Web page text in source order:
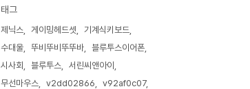
태그
제닉스 게이밍헤드셋
기계식키보드
수대울
뚜비뚜비뚜뚜바
블루투스이어폰
시사회
블루투스
서린씨앤아이
무선마우스
v2dd02866
v92af0c07